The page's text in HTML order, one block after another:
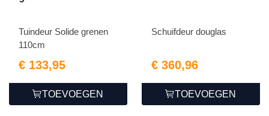
Tuindeur Solide grenen
110cm
€ 133,95
TOEVOEGEN
Schuifdeur douglas
€ 360,96
TOEVOEGEN